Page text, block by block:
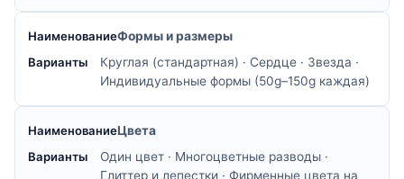
Формы и размеры
Круглая (стандартная) · Сердце · Звезда ·
Индивидуальные формы (50g–150g каждая)
Цвета
Один цвет · Многоцветные разводы ·
Глиттер и лепестки · Фирменные цвета на